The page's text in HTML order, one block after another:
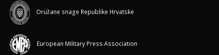
Oružane snage Republike Hrvatske
European Military Press Association